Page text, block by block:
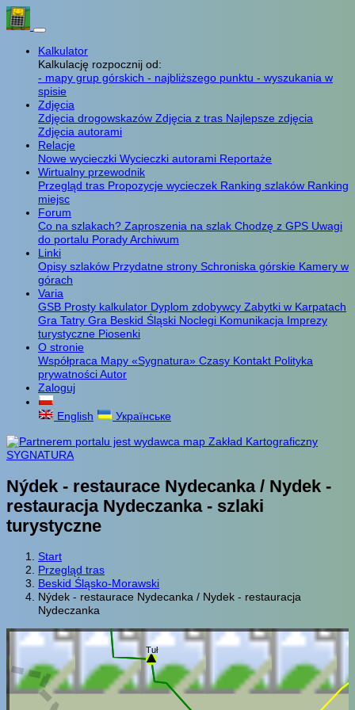
Kalkulator
Kalkulację rozpocznij od:
- mapy grup górskich - najbliższego punktu - wyszukania w
spisie
Zdjęcia
Zdjęcia drogowskazów Zdjęcia z tras Najlepsze zdjęcia
Zdjęcia autorami
Relacje
Nowe wycieczki Wycieczki autorami Reportaże
Wirtualny przewodnik
Przegląd tras Propozycje wycieczek Ranking szlaków Ranking
miejsc
Forum
Co na szlakach? Zaproszenia na szlak Chodzę z GPS Uwagi
do portalu PoradyArchiwum
Linki
Opisy szlaków Przydatne strony Schroniska górskie Kamery w
górach
Varia
GSB Prosty kalkulator Dyplom zdobywcy Zabytki w Karpatach
Gra Tatry Gra Beskid Śląski Noclegi Komunikacja Imprezy
turystyczne Piosenki
O stronie
Współpraca Mapy «Sygnatura» Czasy Kontakt Polityka
prywatnościAutor
Zaloguj
English Українське
Nýdek - restaurace Nydecanka / Nydek -
restauracja Nydeczanka - szlaki
turystyczne
Start
Przegląd tras
Beskid Śląsko-Morawski
Nýdek - restaurace Nydecanka / Nydek - restauracja
Nydeczanka
Tuł